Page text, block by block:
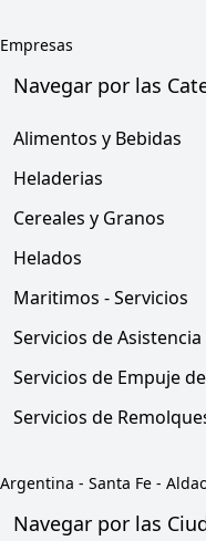
Empresas
Navegar por las
Alimentos y Bebidas
Heladerias
Cereales y Granos
Helados
Maritimos - Servicios
Servicios de
Servicios de Empuje
Servicios de
Argentina - Santa Fe -
Navegar por las